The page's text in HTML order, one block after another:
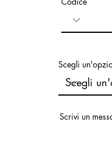
Scegli
Scrivi un